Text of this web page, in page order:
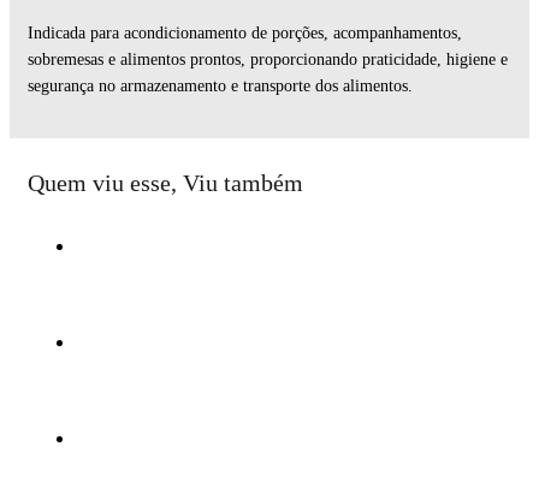
Indicada para acondicionamento de porções, acompanhamentos,
sobremesas e alimentos prontos, proporcionando praticidade, higiene e
segurança no armazenamento e transporte dos alimentos.
Quem viu esse, Viu também